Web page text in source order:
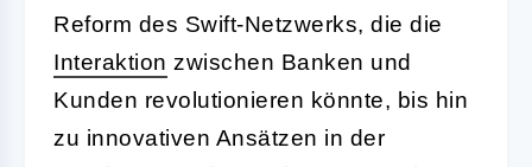
Reform des Swift-Netzwerks, die die
Interaktion zwischen Banken und
Kunden revolutionieren könnte, bis hin
zu innovativen Ansätzen in der